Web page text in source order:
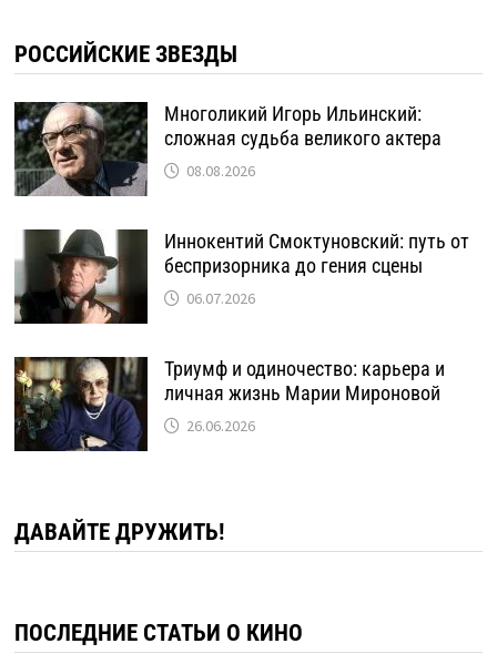
РОССИЙСКИЕ ЗВЕЗДЫ
Многоликий Игорь Ильинский:
сложная судьба великого актера
08.08.2026
Иннокентий Смоктуновский: путь от
беспризорника до гения сцены
06.07.2026
Триумф и одиночество: карьера и
личная жизнь Марии Мироновой
26.06.2026
ДАВАЙТЕ ДРУЖИТЬ!
ПОСЛЕДНИЕ СТАТЬИ О КИНО